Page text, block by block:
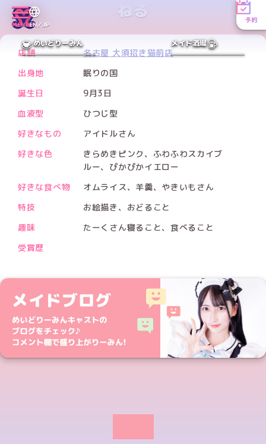
MENUEN／JP
予約
めいどりーみん メイド酒場
ねる
PREV
NEXT
店舗
名古屋 大須招き猫前店
出身地
眠りの国
誕生日
9月3日
血液型
ひつじ型
好きなもの
アイドルさん
好きな色
きらめきピンク、ふわふわスカイブ
ルー、ぴかぴかイエロー
好きな食べ物
オムライス、羊羹、やきいもさん
特技
お絵描き、おどること
趣味
たーくさん寝ること、食べること
受賞歴